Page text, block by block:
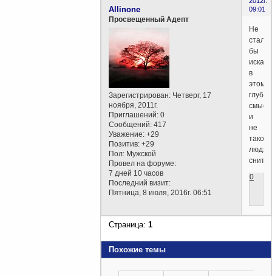
09:01
Allinone
Просвещенный Адепт
Зарегистрирован: Четверг, 17
ноября, 2011г.
Приглашений: 0
Сообщений: 417
Уважение: +29
Позитив: +29
Пол: Мужской
Провел на форуме:
7 дней 10 часов
Последний визит:
Пятница, 8 июля, 2016г. 06:51
Не
стал
бы
искать
в
этом
смысл
и
не
такое
людям
снится
0
Страница:1
Похожие темы